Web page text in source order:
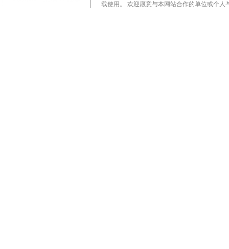
载使用。 欢迎愿意与本网站合作的单位或个人